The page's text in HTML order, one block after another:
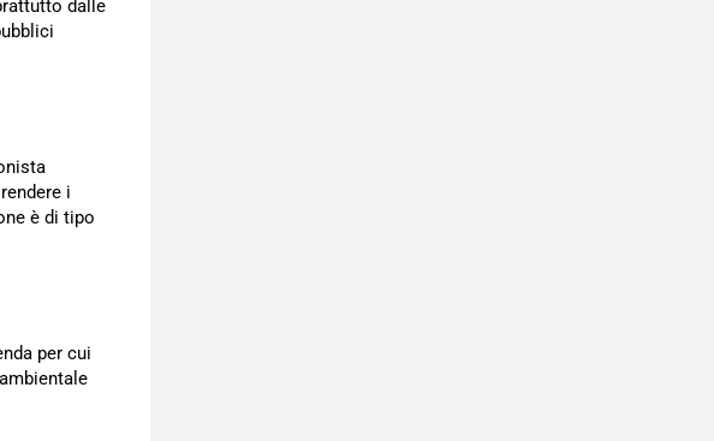
dalle
i
è di tipo
per cui